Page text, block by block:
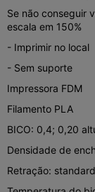
Se não conseguir
escala em 150%
- Imprimir no local
- Sem suporte
Impressora FDM
Filamento PLA
BICO: 0,4; 0,20
Densidade de
Retração: